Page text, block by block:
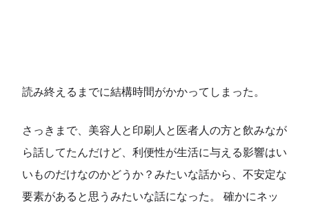
読み終えるまでに結構時間がかかってしまった。
さっきまで、美容人と印刷人と医者人の方と飲みなが
ら話してたんだけど、利便性が生活に与える影響はい
いものだけなのかどうか？みたいな話から、不安定な
要素があると思うみたいな話になった。 確かにネッ